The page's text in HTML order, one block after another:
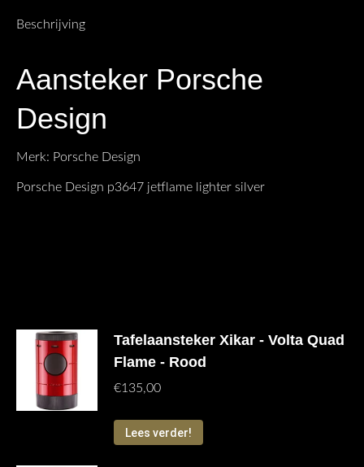
Beschrijving
Aansteker Porsche
Design
Merk: Porsche Design
Porsche Design p3647 jetflame lighter silver
Tafelaansteker Xikar - Volta Quad
Flame - Rood
€135,00
Lees verder!